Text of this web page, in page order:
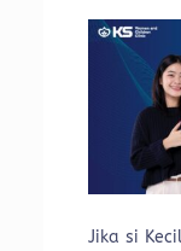
Jika si